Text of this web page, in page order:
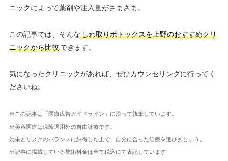
ニックによって薬剤や注入量がさまざま。
この記事では、そんなしわ取りボトックスを上野のおすすめクリ
ニックから比較できます。
気になったクリニックがあれば、ぜひカウンセリングに行ってく
ださいね。
※この記事は「医療広告ガイドライン」に沿って執筆しています。
※美容医療は保険適用外の自由診療です。
効果とリスクのバランスに納得した上で、自分に合った治療を選びましょう。
※記事に掲載している施術料金は全て税込にて表記しています